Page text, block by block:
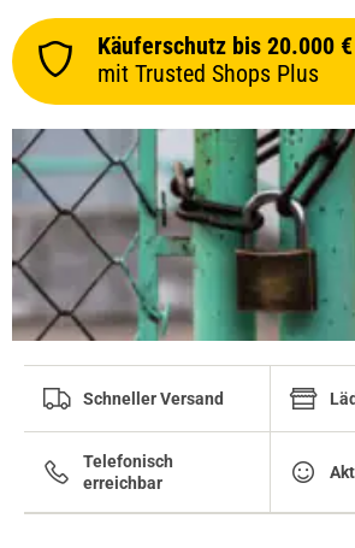
Käuferschutz bis 20.000 €
mit Trusted Shops Plus
Schneller Versand
Telefonisch
erreichbar